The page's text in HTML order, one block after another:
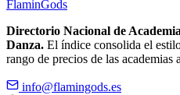
FlaminGods
Directorio Nacional de
Danza. El índice consolida el
rango de precios de las academias
info@flamingods.es